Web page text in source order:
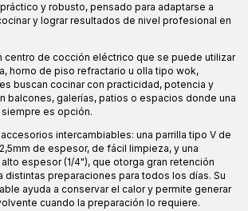
y robusto, pensado para adaptarse a
y lograr resultados de nivel profesional en
centro de cocción eléctrico que se puede utilizar
horno de piso refractario u olla tipo wok,
buscan cocinar con practicidad, potencia y
balcones, galerías, patios o espacios donde una
es opción.
intercambiables: una parrilla tipo V de
de espesor, de fácil limpieza, y una
espesor (1/4"), que otorga gran retención
distintas preparaciones para todos los días. Su
ayuda a conservar el calor y permite generar
cuando la preparación lo requiere.